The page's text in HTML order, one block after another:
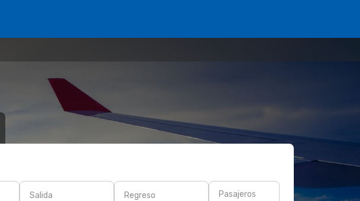
Salida Regreso Pasajeros